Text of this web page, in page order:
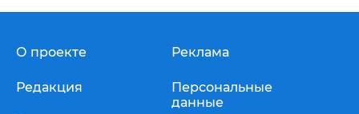
О проекте
Редакция
Реклама
Персональные
данные